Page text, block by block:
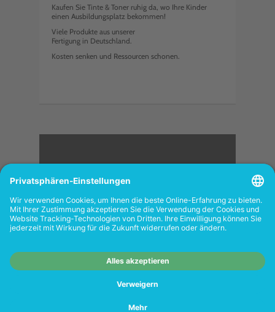
Kaufen Sie Tinte & Toner ruhig da, wo Ihre Kinder
einen Ausbildungsplatz bekommen!
Viele Produkte aus unserer
Fertigung in Deutschland.
Kosten senken und Ressourcen schonen.
<
FOLGEN SIE UNS
Shops richtet sich nicht an Wiederverkäufer.